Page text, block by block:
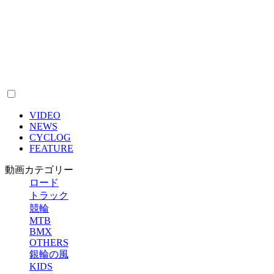
VIDEO
NEWS
CYCLOG
FEATURE
動画カテゴリー
ロード
トラック
競輪
MTB
BMX
OTHERS
銀輪の風
KIDS